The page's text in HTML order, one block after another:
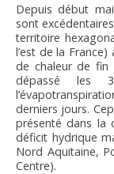
Depuis début
sont
territoire
l’est de la
de chaleur de
dépassé les
derniers jours.
présenté dans la
déficit hydrique
Nord Aquitaine,
Centre).